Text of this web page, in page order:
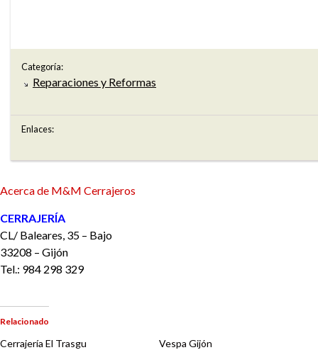
Categoría:
Reparaciones y Reformas
Enlaces:
Acerca de M&M Cerrajeros
CERRAJERÍA
CL/ Baleares, 35 – Bajo
33208 – Gijón
Tel.: 984 298 329
Relacionado
Cerrajería El Trasgu
Vespa Gijón